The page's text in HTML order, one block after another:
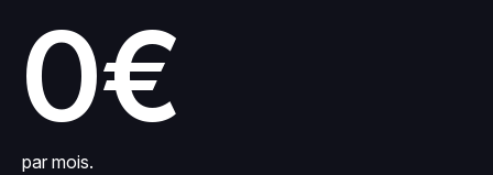
0€
par mois.